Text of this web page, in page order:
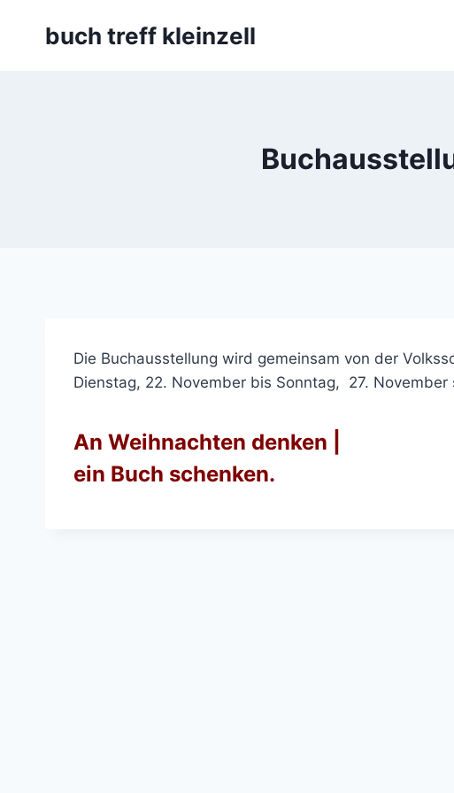
buch treff kleinzell
Die Buchausstellung wird gemeinsam von der
Dienstag, 22. November bis Sonntag, 27. November
An Weihnachten denken |
ein Buch schenken.